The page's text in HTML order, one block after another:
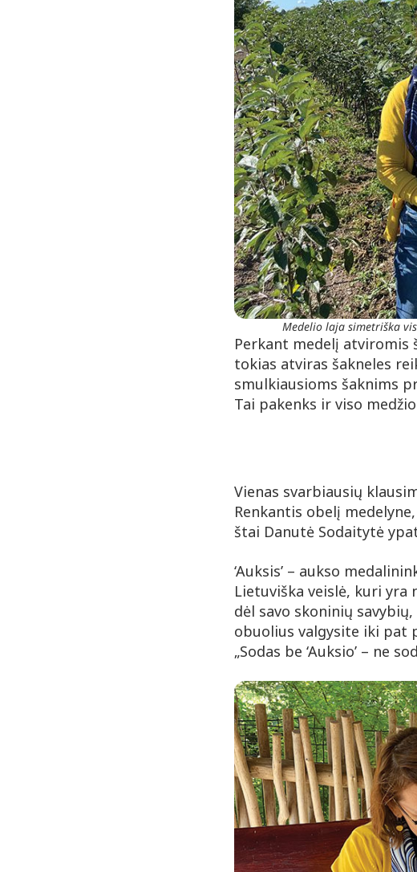
Medelio laja simetriška
Perkant medelį atviromis
tokias atviras šakneles
smulkiausioms šaknims
Tai pakenks ir viso
Vienas svarbiausių
Renkantis obelį
štai Danutė Sodaitytė
‘Auksis’ – aukso
Lietuviška veislė, kuri yra
dėl savo skoninių
obuolius valgysite iki pat
„Sodas be ‘Auksio’ – ne